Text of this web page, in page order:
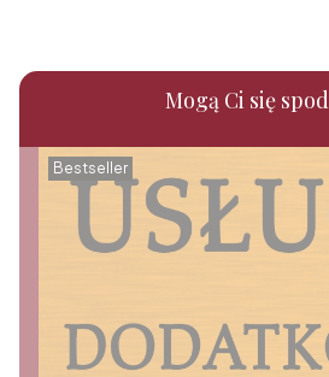
Mogą Ci się
Bestseller